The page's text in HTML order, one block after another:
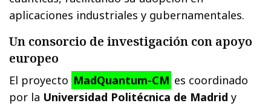
aplicaciones industriales y gubernamentales.
Un consorcio de investigación con apoyo
europeo
El proyecto MadQuantum-CM es coordinado
por la Universidad Politécnica de Madrid y